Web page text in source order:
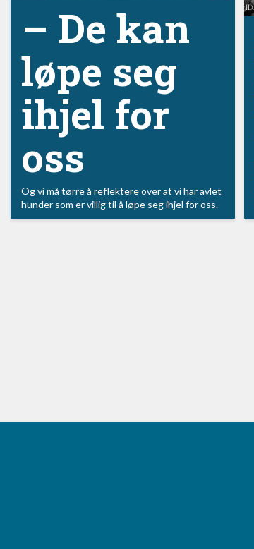
–⁠ De kan
løpe seg
ihjel for
oss
Og vi må tørre å reflektere over at vi har avlet
hunder som er villig til å løpe seg ihjel for oss.